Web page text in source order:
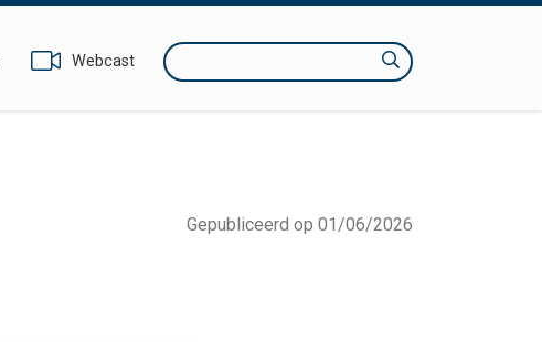
Webcast Zoeken
Gepubliceerd op 01/06/2026